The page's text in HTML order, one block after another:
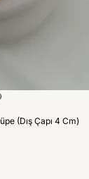
(Dış Çapı 4 Cm)